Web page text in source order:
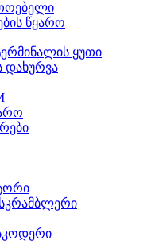
წყარო
ყუთი
დახურვა